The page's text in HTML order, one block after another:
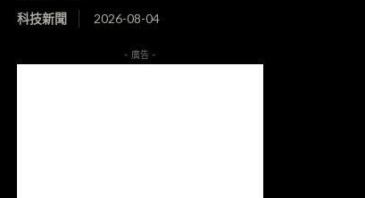
科技新聞 2026-08-04
- 廣告 -